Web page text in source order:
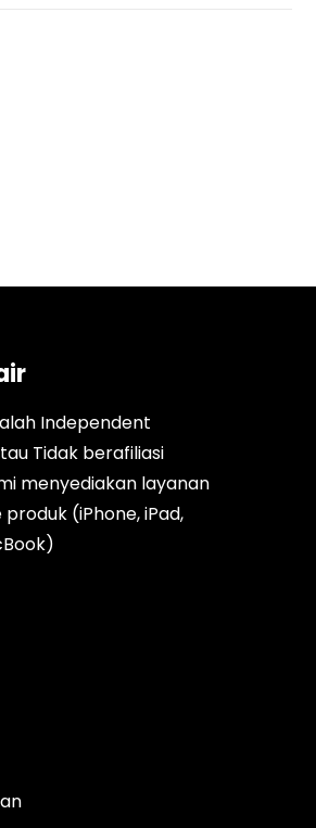
Independent
Tidak berafiliasi
menyediakan layanan
(iPhone, iPad,